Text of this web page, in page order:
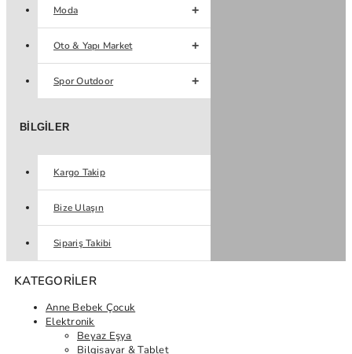
Moda
Oto & Yapı Market
Spor Outdoor
BILGILER
Kargo Takip
Bize Ulaşın
Sipariş Takibi
KATEGORILER
Anne Bebek Çocuk
Elektronik
Beyaz Eşya
Bilgisayar & Tablet